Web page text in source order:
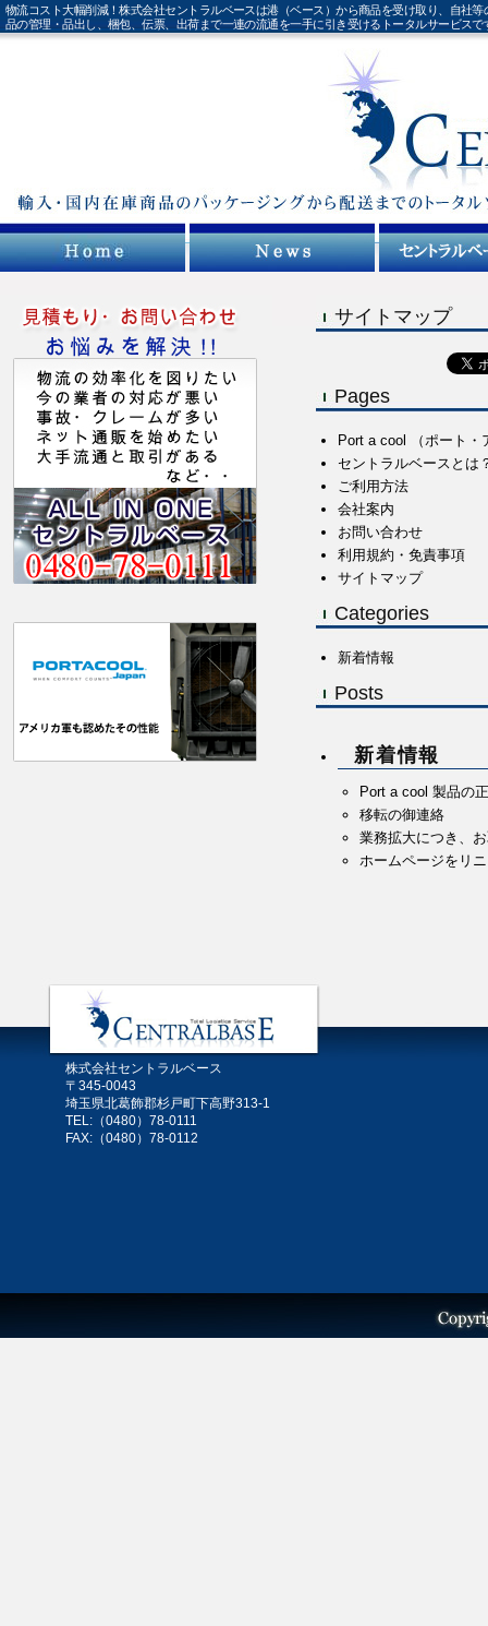
物流コスト大幅削減！株式会社セントラルベースは港（ベース）から商品を受け取り、自社
品の管理・品出し、梱包、伝票、出荷まで一連の流通を一手に引き受けるトータルサービスで
サイトマップ
Pages
Port a cool （ポート・
セントラルベースとは
ご利用方法
会社案内
お問い合わせ
利用規約・免責事項
サイトマップ
Categories
新着情報
Posts
新着情報
Port a cool 製品の
移転の御連絡
業務拡大につき、
ホームページをリ
株式会社セントラルベース
〒345-0043
埼玉県北葛飾郡杉戸町下高野313-1
TEL:（0480）78-0111
FAX:（0480）78-0112